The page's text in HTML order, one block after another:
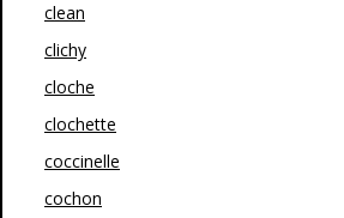
clean
clichy
cloche
clochette
coccinelle
cochon